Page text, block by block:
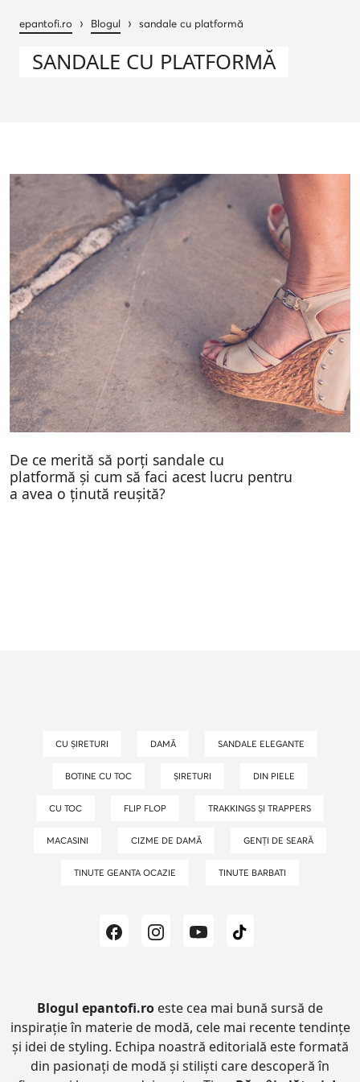
epantofi.ro › Blogul › sandale cu platformă
SANDALE CU PLATFORMĂ
De ce merită să porți sandale cu
platformă și cum să faci acest lucru pentru
a avea o ținută reușită?
CU ȘIRETURI DAMĂ SANDALE ELEGANTE
BOTINE CU TOC ȘIRETURI DIN PIELE
CU TOC FLIP FLOP TRAKKINGS ȘI TRAPPERS
MACASINI CIZME DE DAMĂ GENȚI DE SEARĂ
TINUTE GEANTA OCAZIE TINUTE BARBATI
Blogul epantofi.ro este cea mai bună sursă de
inspirație în materie de modă, cele mai recente tendințe
și idei de styling. Echipa noastră editorială este formată
din pasionați de modă și stiliști care descoperă în